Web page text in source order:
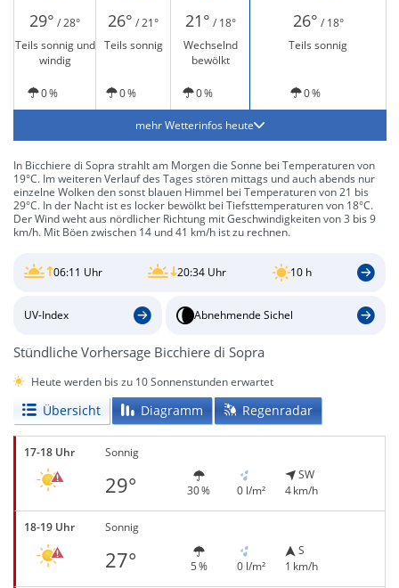
29° / 28° 26° / 21° 21° / 18° 26° / 18°
Teils sonnig und
windig
Teils sonnig
Wechselnd
bewölkt
Teils sonnig
0 % 0 % 0 % 0 %
mehr Wetterinfos heute
In Bicchiere di Sopra strahlt am Morgen die Sonne bei Temperaturen von
19°C. Im weiteren Verlauf des Tages stören mittags und auch abends nur
einzelne Wolken den sonst blauen Himmel bei Temperaturen von 21 bis
29°C. In der Nacht ist es locker bewölkt bei Tiefsttemperaturen von 18°C.
Der Wind weht aus nördlicher Richtung mit Geschwindigkeiten von 3 bis 9
km/h. Mit Böen zwischen 14 und 41 km/h ist zu rechnen.
06:11 Uhr 20:34 Uhr 10 h
UV-Index Abnehmende Sichel
Stündliche Vorhersage Bicchiere di Sopra
Heute werden bis zu 10 Sonnenstunden erwartet
Übersicht Diagramm Regenradar
17-18 Uhr Sonnig
29° 30 % 0 l/m²
SW
4 km/h
18-19 Uhr Sonnig
27° 5 % 0 l/m²
S
1 km/h